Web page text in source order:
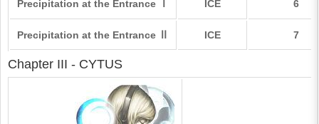
Precipitation at the Entrance Ⅰ ICE 6
Precipitation at the Entrance Ⅱ ICE 7
Chapter III - CYTUS